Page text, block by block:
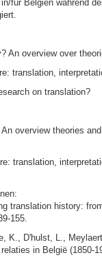
für Belgien während
An overview over
translation,
on translation?
overview theories
translation,
translation history:
155.
K., D'hulst, L.,
in België